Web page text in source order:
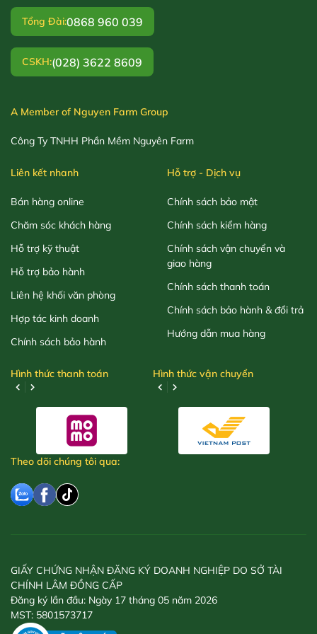
Tổng Đài:0868 960 039
CSKH:(028) 3622 8609
A Member of Nguyen Farm Group
Công Ty TNHH Phần Mềm Nguyên Farm
Liên kết nhanh
Bán hàng online
Chăm sóc khách hàng
Hỗ trợ kỹ thuật
Hỗ trợ bảo hành
Liên hệ khối văn phòng
Hợp tác kinh doanh
Chính sách bảo hành
Hỗ trợ - Dịch vụ
Chính sách bảo mật
Chính sách kiểm hàng
Chính sách vận chuyển và
giao hàng
Chính sách thanh toán
Chính sách bảo hành & đổi trả
Hướng dẫn mua hàng
Hình thức thanh toán Hình thức vận chuyển
Theo dõi chúng tôi qua:
GIẤY CHỨNG NHẬN ĐĂNG KÝ DOANH NGHIỆP DO SỞ TÀI
CHÍNH LÂM ĐỒNG CẤP
Đăng ký lần đầu: Ngày 17 tháng 05 năm 2026
MST: 5801573717